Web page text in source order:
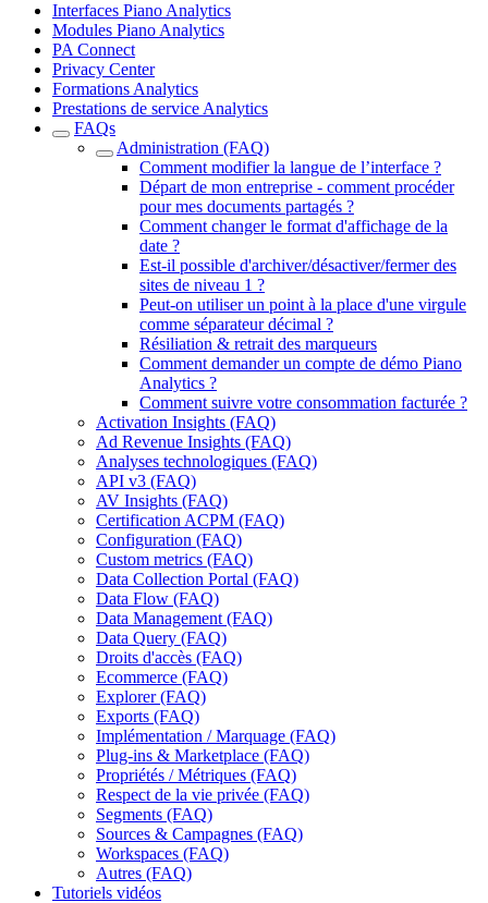
Interfaces Piano Analytics
Modules Piano Analytics
PA Connect
Privacy Center
Formations Analytics
Prestations de service Analytics
FAQs
Administration (FAQ)
Comment modifier la langue de l’interface ?
Départ de mon entreprise - comment procéder
pour mes documents partagés ?
Comment changer le format d'affichage de la
date ?
Est-il possible d'archiver/désactiver/fermer des
sites de niveau 1 ?
Peut-on utiliser un point à la place d'une virgule
comme séparateur décimal ?
Résiliation & retrait des marqueurs
Comment demander un compte de démo Piano
Analytics ?
Comment suivre votre consommation facturée ?
Activation Insights (FAQ)
Ad Revenue Insights (FAQ)
Analyses technologiques (FAQ)
API v3 (FAQ)
AV Insights (FAQ)
Certification ACPM (FAQ)
Configuration (FAQ)
Custom metrics (FAQ)
Data Collection Portal (FAQ)
Data Flow (FAQ)
Data Management (FAQ)
Data Query (FAQ)
Droits d'accès (FAQ)
Ecommerce (FAQ)
Explorer (FAQ)
Exports (FAQ)
Implémentation / Marquage (FAQ)
Plug-ins & Marketplace (FAQ)
Propriétés / Métriques (FAQ)
Respect de la vie privée (FAQ)
Segments (FAQ)
Sources & Campagnes (FAQ)
Workspaces (FAQ)
Autres (FAQ)
Tutoriels vidéos